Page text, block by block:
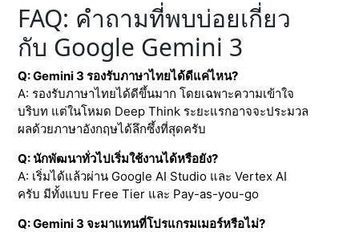
FAQ: คำถามที่พบบ่อยเกี่ยว
กับ Google Gemini 3
Q: Gemini 3 รองรับภาษาไทยได้ดีแค่ไหน?
A: รองรับภาษาไทยได้ดีขึ้นมาก โดยเฉพาะความเข้าใจ
บริบท แต่ในโหมด Deep Think ระยะแรกอาจจะประมวล
ผลด้วยภาษาอังกฤษได้ลึกซึ้งที่สุดครับ
Q: นักพัฒนาทั่วไปเริ่มใช้งานได้หรือยัง?
A: เริ่มได้แล้วผ่าน Google AI Studio และ Vertex AI
ครับ มีทั้งแบบ Free Tier และ Pay-as-you-go
Q: Gemini 3 จะมาแทนที่โปรแกรมเมอร์หรือไม่?